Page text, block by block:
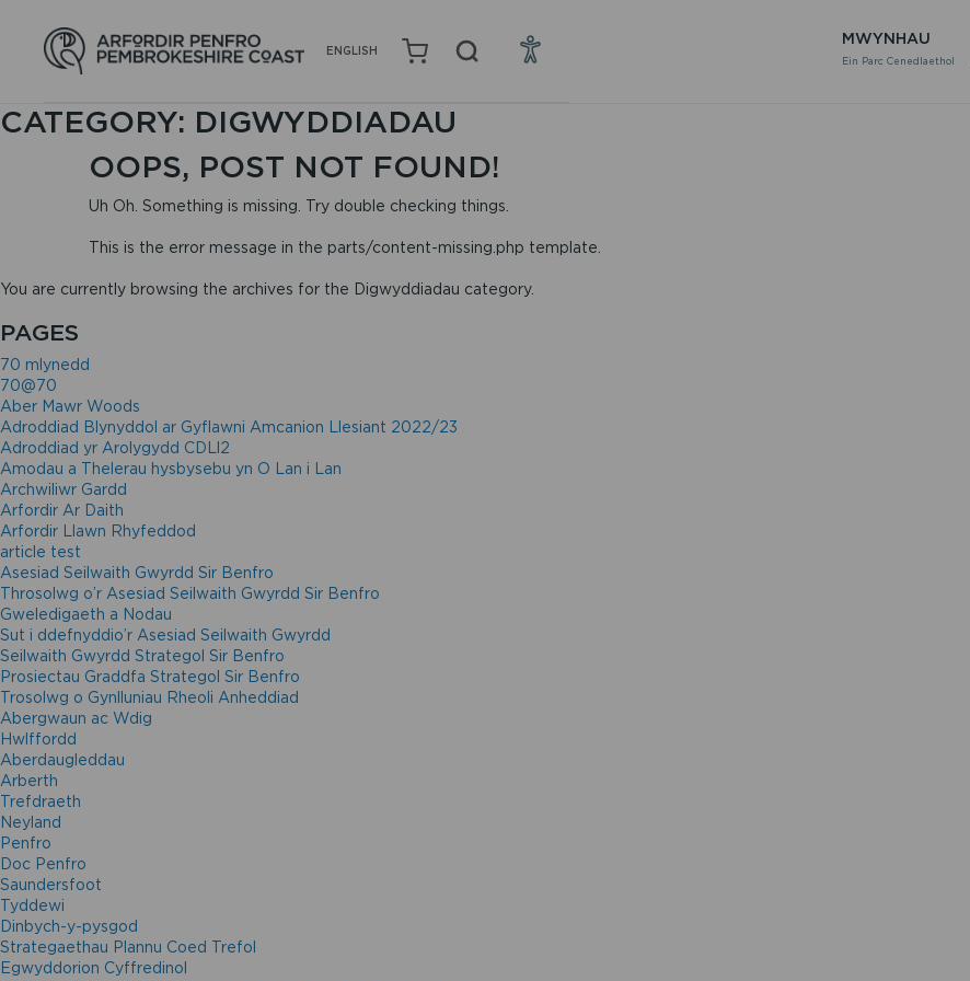
ENGLISH
MWYNHAU
Ein Parc Cenedlaethol
CATEGORY: DIGWYDDIADAU
OOPS, POST NOT FOUND!
Uh Oh. Something is missing. Try double checking things.
This is the error message in the parts/content-missing.php template.
You are currently browsing the archives for the Digwyddiadau category.
PAGES
70 mlynedd
70@70
Aber Mawr Woods
Adroddiad Blynyddol ar Gyflawni Amcanion Llesiant 2022/23
Adroddiad yr Arolygydd CDLl2
Amodau a Thelerau hysbysebu yn O Lan i Lan
Archwiliwr Gardd
Arfordir Ar Daith
Arfordir Llawn Rhyfeddod
article test
Asesiad Seilwaith Gwyrdd Sir Benfro
Throsolwg o’r Asesiad Seilwaith Gwyrdd Sir Benfro
Gweledigaeth a Nodau
Sut i ddefnyddio’r Asesiad Seilwaith Gwyrdd
Seilwaith Gwyrdd Strategol Sir Benfro
Prosiectau Graddfa Strategol Sir Benfro
Trosolwg o Gynlluniau Rheoli Anheddiad
Abergwaun ac Wdig
Hwlffordd
Aberdaugleddau
Arberth
Trefdraeth
Neyland
Penfro
Doc Penfro
Saundersfoot
Tyddewi
Dinbych-y-pysgod
Strategaethau Plannu Coed Trefol
Egwyddorion Cyffredinol